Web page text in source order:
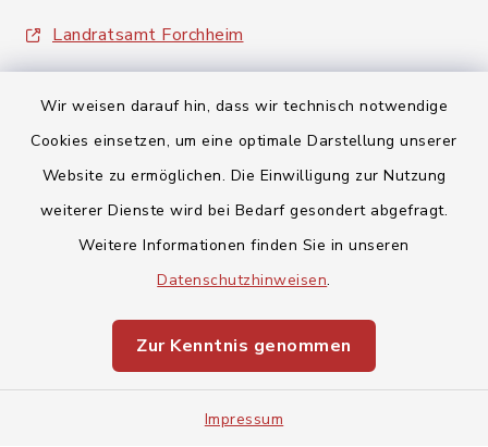
Wir weisen darauf hin, dass wir technisch notwendige
Cookies einsetzen, um eine optimale Darstellung unserer
Website zu ermöglichen. Die Einwilligung zur Nutzung
weiterer Dienste wird bei Bedarf gesondert abgefragt.
Weitere Informationen finden Sie in unseren
Datenschutzhinweisen.
Zur Kenntnis genommen
Impressum
Landratsamt Forchheim
Barrierefreiheit
Impressum
Sitemap